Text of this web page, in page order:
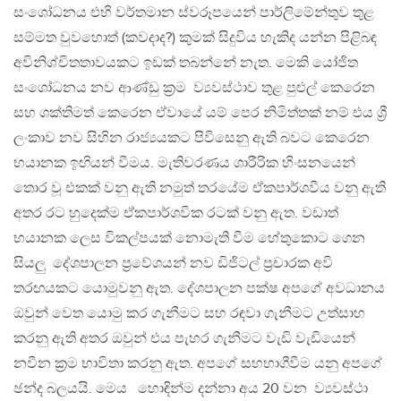
සංශෝධනය එහි වර්තමාන ස්වරූපයෙන් පාර්ලිමේන්තුව තුළ
සම්මත වුවහොත් (කවදාද?) කුමක් සිදුවිය හැකිද යන්න පිළිබඳ
අවිනිශ්චිතතාවයකට ඉඩක් තබන්නේ නැත. මෙකි යෝජිත
සංශෝධනය නව ආණ්ඩු ක්‍රම ව්‍යවස්ථාව තුළ පුළුල් කෙරෙන
සහ ශක්තිමත් කෙරෙන ඒවායේ යම් පෙර නිමිත්තක් නම් එය ශ්‍රී
ලංකාව නව සිහින රාජ්‍යයකට පිවිසෙනු ඇති බවට කෙරෙන
භයානක ඉඟියන් වීමය. මැතිවරණය ශාරීරික හිංසනයෙන්
තොර වූ එකක් වනු ඇති නමුත් තරයේම ඒකපාර්ශවීය වනු ඇති
අතර රට හුදෙක්ම ඒකපාර්ශවික රටක් වනු ඇත. වඩාත්
භයානක ලෙස විකල්පයක් නොමැති වීම හේතුකොට ගෙන
සියලු දේශපාලන ප්‍රවේශයන් නව ඩිජිටල් ප්‍රචාරක අවි
තරඟයකට යොමුවනු ඇත. දේශපාලන පක්ෂ අපගේ අවධානය
ඔවුන් වෙත යොමු කර ගැනීමට සහ රඳවා ගැනීමට උත්සාහ
කරනු ඇති අතර ඔවුන් එය පැහර ගැනීමට වැඩි වැඩියෙන්
නවීන ක්‍රම භාවිතා කරනු ඇත. අපගේ සහභාගීවීම යනු අපගේ
ඡන්ද බලයයි. මෙය හොඳින්ම දන්නා අය 20 වන ව්‍යවස්ථා